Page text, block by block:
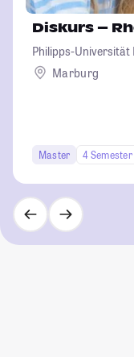
Diskurs –
Philipps-
Marburg
Master 4 Semester